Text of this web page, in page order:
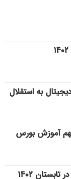
به استقلال
آموزش بورس
۱۴۰۲